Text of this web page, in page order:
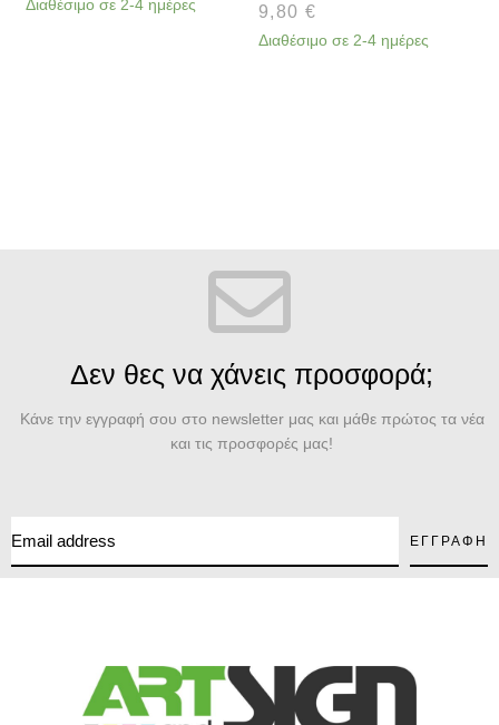
Διαθέσιμο σε 2-4 ημέρες 9,80 €
Διαθέσιμο σε 2-4 ημέρες
Δεν θες να χάνεις προσφορά;
Κάνε την εγγραφή σου στο newsletter μας και μάθε πρώτος τα νέα
και τις προσφορές μας!